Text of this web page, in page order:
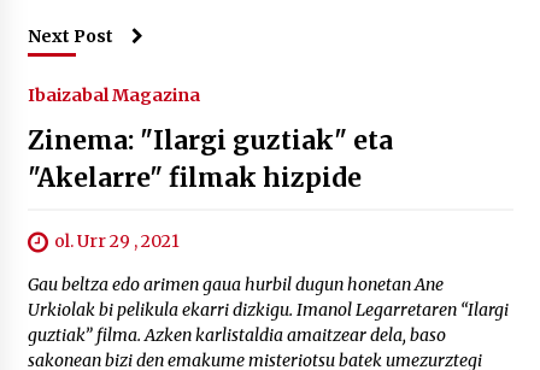
Next Post
Ibaizabal Magazina
Zinema: "Ilargi guztiak" eta
"Akelarre" filmak hizpide
ol. Urr 29 , 2021
Gau beltza edo arimen gaua hurbil dugun honetan Ane
Urkiolak bi pelikula ekarri dizkigu. Imanol Legarretaren “Ilargi
guztiak” filma. Azken karlistaldia amaitzear dela, baso
sakonean bizi den emakume misteriotsu batek umezurztegi